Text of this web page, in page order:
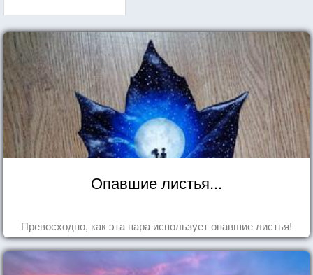
Опавшие листья...
Превосходно, как эта пара использует опавшие листья!